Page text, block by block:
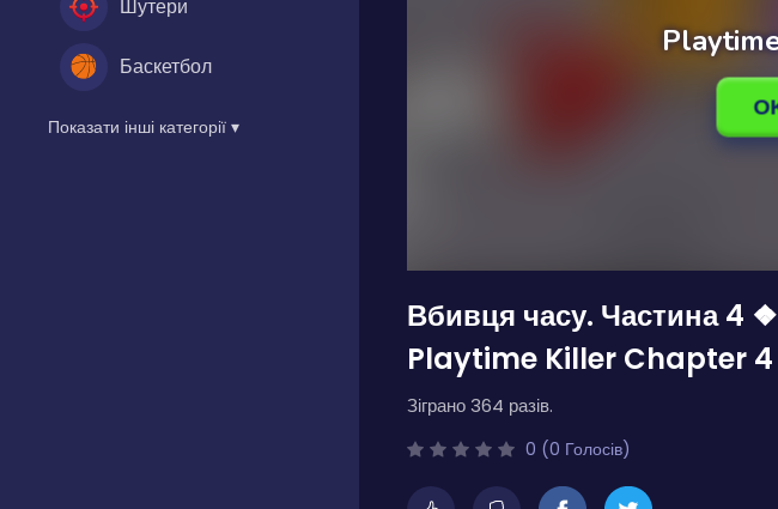
Шутери
Баскетбол
Показати інші категорії ▾
Вбивця часу. Частина 4 ❖
Playtime Killer Chapter 4
Зіграно 364 разів.
0 (0 Голосів)